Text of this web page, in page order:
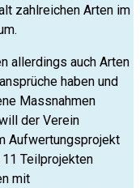
zahlreichen Arten im
allerdings auch Arten
haben und
Massnahmen
der Verein
Aufwertungsprojekt
Teilprojekten
mit